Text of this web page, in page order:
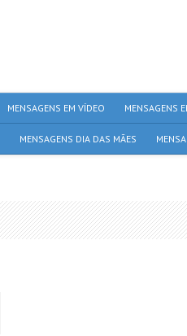
MENSAGENS EM VÍDEO MENSAGENS
MENSAGENS DIA DAS MÃES